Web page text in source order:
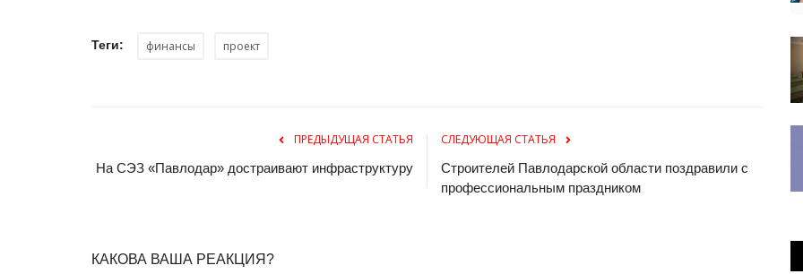
Теги: финансы проект
ПРЕДЫДУЩАЯ СТАТЬЯ
На СЭЗ «Павлодар» достраивают инфраструктуру
СЛЕДУЮЩАЯ СТАТЬЯ
Строителей Павлодарской области поздравили с
профессиональным праздником
КАКОВА ВАША РЕАКЦИЯ?